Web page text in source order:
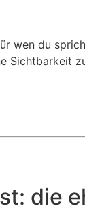
du
Sichtbarkeit
die